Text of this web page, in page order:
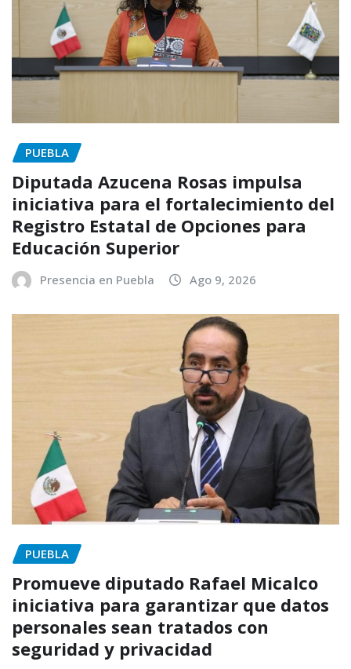
PUEBLA
Diputada Azucena Rosas impulsa
iniciativa para el fortalecimiento del
Registro Estatal de Opciones para
Educación Superior
Presencia en Puebla Ago 9, 2026
PUEBLA
Promueve diputado Rafael Micalco
iniciativa para garantizar que datos
personales sean tratados con
seguridad y privacidad